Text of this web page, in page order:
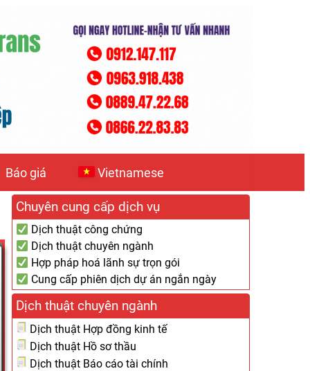
Báo giá Vietnamese
Chuyên cung cấp dịch vụ
Dịch thuật công chứng
Dịch thuật chuyên ngành
Hợp pháp hoá lãnh sự trọn gói
Cung cấp phiên dịch dự án ngắn ngày
Dịch thuật chuyên ngành
Dịch thuật Hợp đồng kinh tế
Dịch thuật Hồ sơ thầu
Dịch thuật Báo cáo tài chính